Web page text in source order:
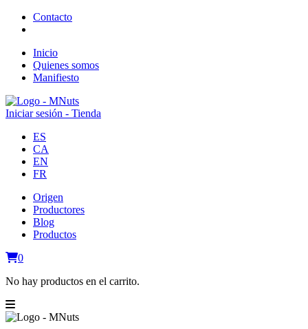
Contacto
Inicio
Quienes somos
Manifiesto
Iniciar sesión - Tienda
ES
CA
EN
FR
Origen
Productores
Blog
Productos
0
No hay productos en el carrito.